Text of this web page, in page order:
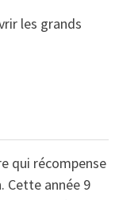
les grands
qui récompense
Cette année 9